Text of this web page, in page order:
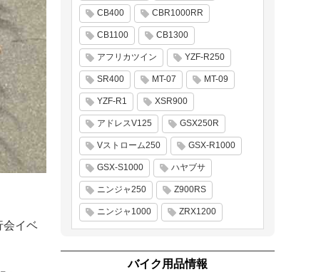
会イベ
CB400 CBR1000RR
CB1100 CB1300
アフリカツイン YZF-R250
SR400 MT-07 MT-09
YZF-R1 XSR900
アドレスV125 GSX250R
Vストローム250 GSX-R1000
GSX-S1000 ハヤブサ
ニンジャ250 Z900RS
ニンジャ1000 ZRX1200
バイク用品情報